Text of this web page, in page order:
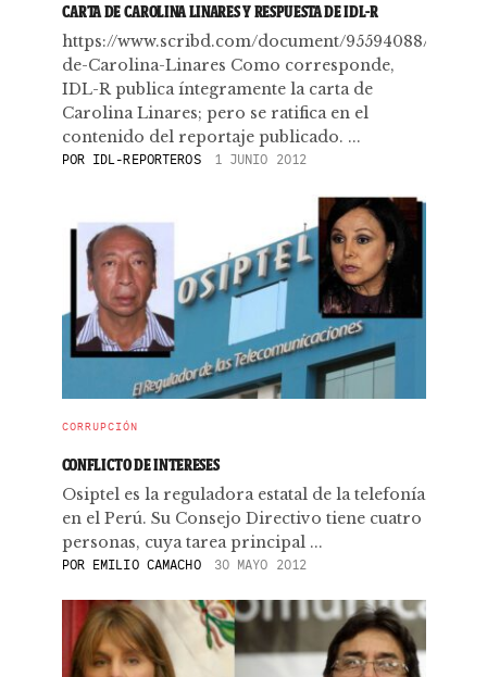
CARTA DE CAROLINA LINARES Y RESPUESTA DE IDL-R
https://www.scribd.com/document/95594088/Carta-
de-Carolina-Linares Como corresponde,
IDL-R publica íntegramente la carta de
Carolina Linares; pero se ratifica en el
contenido del reportaje publicado. ...
POR IDL-REPORTEROS 1 JUNIO 2012
CORRUPCIÓN
CONFLICTO DE INTERESES
Osiptel es la reguladora estatal de la telefonía
en el Perú. Su Consejo Directivo tiene cuatro
personas, cuya tarea principal ...
POREMILIO CAMACHO 30 MAYO 2012